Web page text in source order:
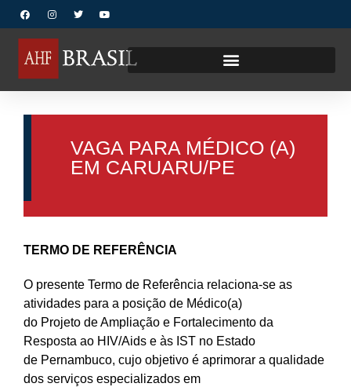
VAGA PARA MÉDICO (A)
EM CARUARU/PE
TERMO DE REFERÊNCIA
O presente Termo de Referência relaciona-se as
atividades para a posição de Médico(a)
do Projeto de Ampliação e Fortalecimento da
Resposta ao HIV/Aids e às IST no Estado
de Pernambuco, cujo objetivo é aprimorar a qualidade
dos serviços especializados em